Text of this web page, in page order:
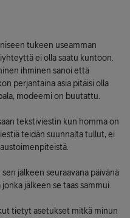
tukeen useamman
ei olla saatu kuntoon.
ihminen sanoi että
perjantaina asia pitäisi olla
modeemi on buutattu.
tekstiviestin kun homma on
teidän suunnalta tullut, ei
jälkeen seuraavana päivänä
jälkeen se taas sammui.
tietyt asetukset mitkä minun